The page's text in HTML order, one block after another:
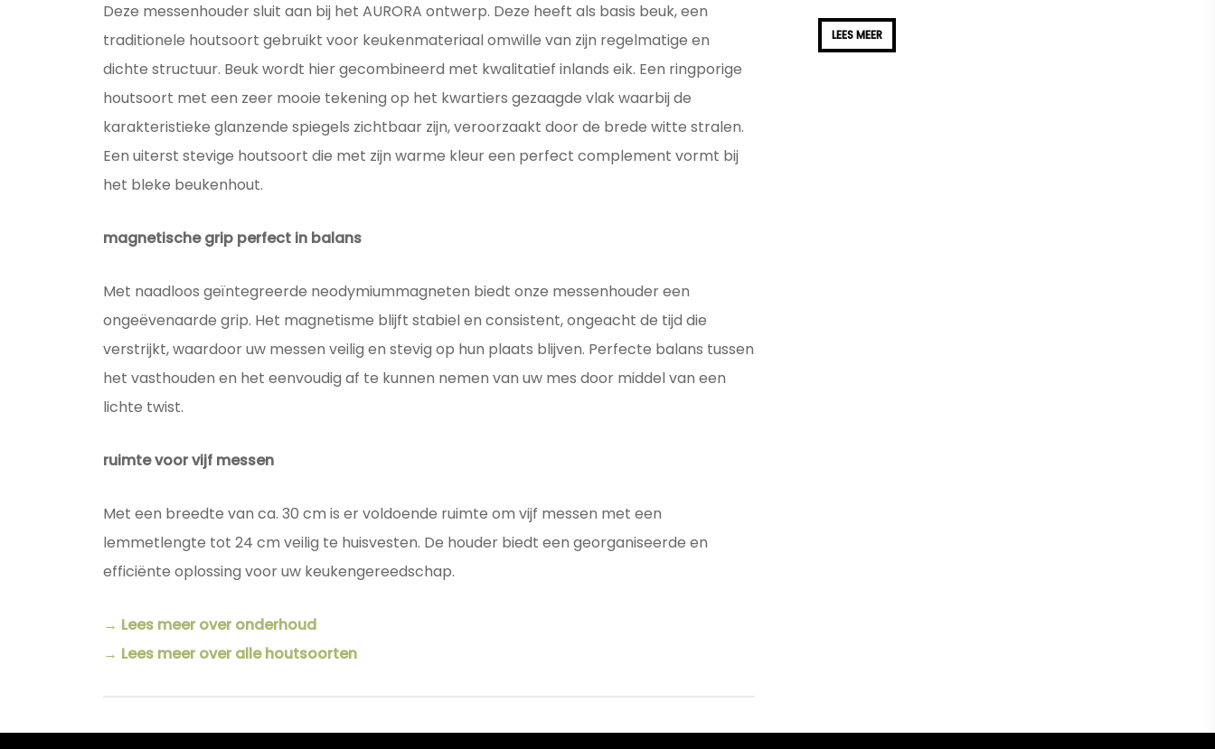
Deze messenhouder sluit aan bij het AURORA ontwerp. Deze heeft als basis beuk, een
traditionele houtsoort gebruikt voor keukenmateriaal omwille van zijn regelmatige en
dichte structuur. Beuk wordt hier gecombineerd met kwalitatief inlands eik. Een ringporige
houtsoort met een zeer mooie tekening op het kwartiers gezaagde vlak waarbij de
karakteristieke glanzende spiegels zichtbaar zijn, veroorzaakt door de brede witte stralen.
Een uiterst stevige houtsoort die met zijn warme kleur een perfect complement vormt bij
het bleke beukenhout.
magnetische grip perfect in balans
Met naadloos geïntegreerde neodymiummagneten biedt onze messenhouder een
ongeëvenaarde grip. Het magnetisme blijft stabiel en consistent, ongeacht de tijd die
verstrijkt, waardoor uw messen veilig en stevig op hun plaats blijven. Perfecte balans tussen
het vasthouden en het eenvoudig af te kunnen nemen van uw mes door middel van een
lichte twist.
ruimte voor vijf messen
Met een breedte van ca. 30 cm is er voldoende ruimte om vijf messen met een
lemmetlengte tot 24 cm veilig te huisvesten. De houder biedt een georganiseerde en
efficiënte oplossing voor uw keukengereedschap.
→ Lees meer over onderhoud
→ Lees meer over alle houtsoorten
Lees meer
LEES MEER